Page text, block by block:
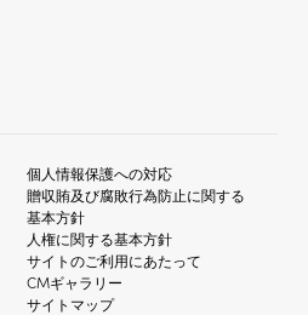
個人情報保護への対応
贈収賄及び腐敗行為防止に関する
基本方針
人権に関する基本方針
サイトのご利用にあたって
CMギャラリー
サイトマップ